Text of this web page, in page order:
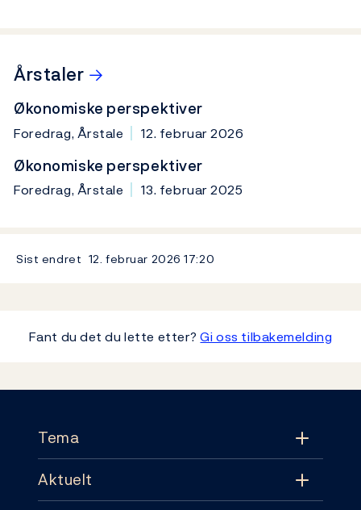
Årstaler →
Økonomiske perspektiver
Foredrag, Årstale 12. februar 2026
Økonomiske perspektiver
Foredrag, Årstale 13. februar 2025
Sist endret 12. februar 202617:20
Fant du det du lette etter?Gi oss tilbakemelding
Tema
Tema
Aktuelt